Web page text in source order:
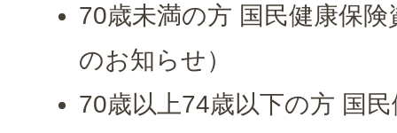
70歳未満の方 国民健康保
のお知らせ）
70歳以上74歳以下の方 国